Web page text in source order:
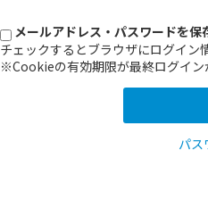
メールアドレス・パスワードを保
チェックするとブラウザにログイン
※Cookieの有効期限が最終ログイン
パス